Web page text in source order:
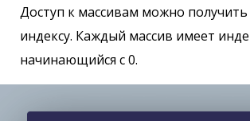
Доступ к массивам можно
индексу. Каждый массив имеет
начинающийся с 0.